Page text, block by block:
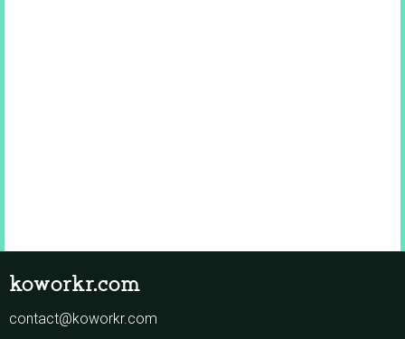
koworkr.com
contact@koworkr.com